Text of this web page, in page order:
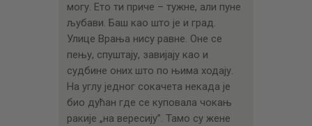
могу. Ето ти приче – тужне, али пуне
љубави. Баш као што је и град.
Улице Врања нису равне. Оне се
пењу, спуштају, завијају као и
судбине оних што по њима ходају.
На углу једног сокачета некада је
био дућан где се куповала чокањ
ракије „на вересију”. Тамо су жене